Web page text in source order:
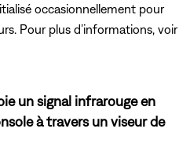
occasionnellement pour
Pour plus d’informations, voir
un signal infrarouge en
à travers un viseur de